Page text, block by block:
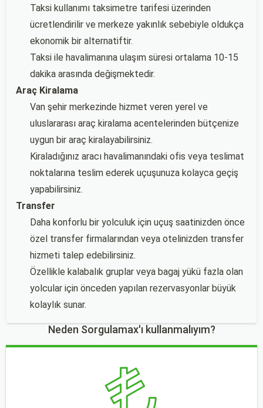
Taksi kullanımı taksimetre tarifesi üzerinden
ücretlendirilir ve merkeze yakınlık sebebiyle oldukça
ekonomik bir alternatiftir.
Taksi ile havalimanına ulaşım süresi ortalama 10-15
dakika arasında değişmektedir.
Araç Kiralama
Van şehir merkezinde hizmet veren yerel ve
uluslararası araç kiralama acentelerinden bütçenize
uygun bir araç kiralayabilirsiniz.
Kiraladığınız aracı havalimanındaki ofis veya teslimat
noktalarına teslim ederek uçuşunuza kolayca geçiş
yapabilirsiniz.
Transfer
Daha konforlu bir yolculuk için uçuş saatinizden önce
özel transfer firmalarından veya otelinizden transfer
hizmeti talep edebilirsiniz.
Özellikle kalabalık gruplar veya bagaj yükü fazla olan
yolcular için önceden yapılan rezervasyonlar büyük
kolaylık sunar.
Neden Sorgulamax'ı kullanmalıyım?